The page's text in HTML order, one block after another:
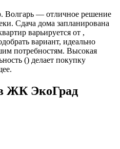
Волгарь — отличное решение
Сдача дома запланирована
варьируется от ,
вариант, идеально
потребностям. Высокая
() делает покупку
ЖК ЭкоГрад